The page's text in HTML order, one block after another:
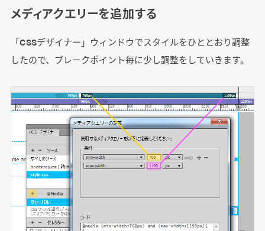
メディアクエリーを追加する
「CSSデザイナー」ウィンドウでスタイルをひととおり調整
したので、ブレークポイント毎に少し調整をしていきます。